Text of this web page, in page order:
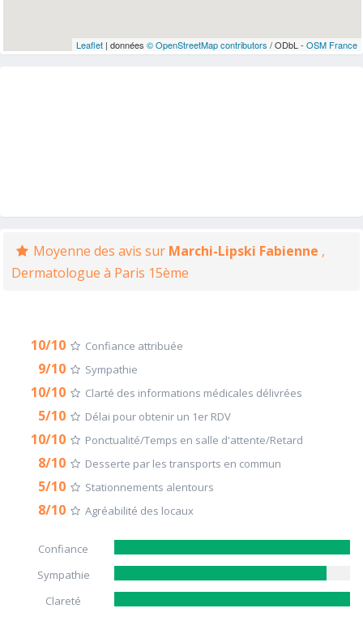
Leaflet| données © OpenStreetMap contributors / ODbL - OSM France
Moyenne des avis sur Marchi-Lipski Fabienne ,
Dermatologue à Paris 15ème
10/10 Confiance attribuée
9/10 Sympathie
10/10 Clarté des informations médicales délivrées
5/10 Délai pour obtenir un 1er RDV
10/10 Ponctualité/Temps en salle d'attente/Retard
8/10 Desserte par les transports en commun
5/10 Stationnements alentours
8/10 Agréabilité des locaux
Confiance
Sympathie
Clareté